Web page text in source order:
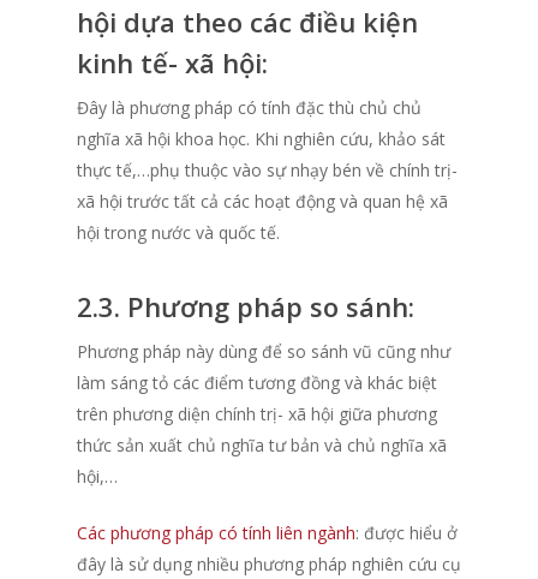
hội dựa theo các điều kiện
kinh tế- xã hội:
Đây là phương pháp có tính đặc thù chủ chủ
nghĩa xã hội khoa học. Khi nghiên cứu, khảo sát
thực tế,…phụ thuộc vào sự nhạy bén về chính trị-
xã hội trước tất cả các hoạt động và quan hệ xã
hội trong nước và quốc tế.
2.3. Phương pháp so sánh:
Phương pháp này dùng để so sánh vũ cũng như
làm sáng tỏ các điểm tương đồng và khác biệt
trên phương diện chính trị- xã hội giữa phương
thức sản xuất chủ nghĩa tư bản và chủ nghĩa xã
hội,…
Các phương pháp có tính liên ngành: được hiểu ở
đây là sử dụng nhiều phương pháp nghiên cứu cụ